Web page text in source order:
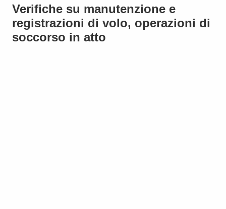
Verifiche su manutenzione e
registrazioni di volo, operazioni di
soccorso in atto